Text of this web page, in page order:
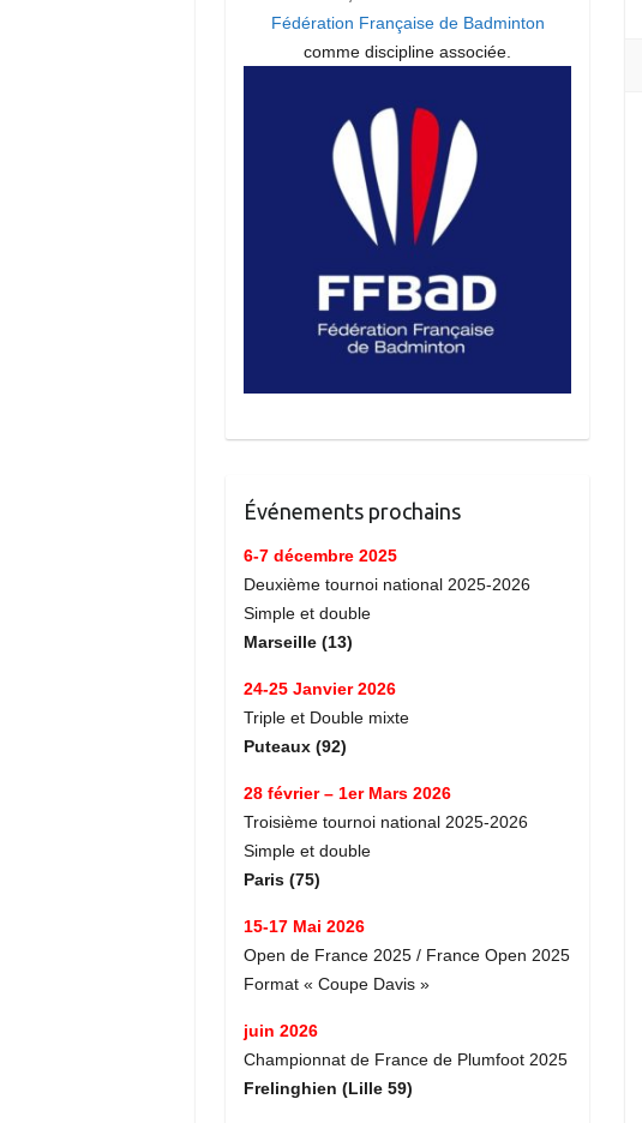
Fédération Française de Badminton
comme discipline associée.
Événements prochains
6-7 décembre 2025
Deuxième tournoi national 2025-2026
Simple et double
Marseille (13)
24-25 Janvier 2026
Triple et Double mixte
Puteaux (92)
28 février – 1er Mars 2026
Troisième tournoi national 2025-2026
Simple et double
Paris (75)
15-17 Mai 2026
Open de France 2025 / France Open 2025
Format « Coupe Davis »
juin 2026
Championnat de France de Plumfoot 2025
Frelinghien (Lille 59)